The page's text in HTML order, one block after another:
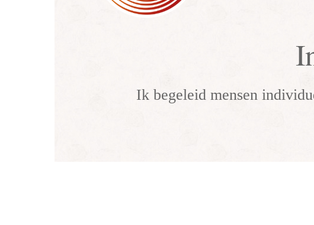
Ik begeleid mensen